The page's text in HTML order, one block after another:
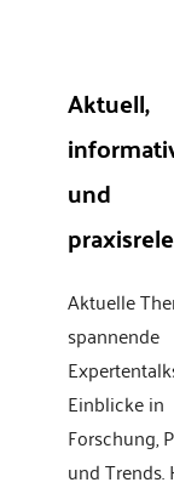
Aktuell,
und
Aktuelle
spannende
Einblicke in
Forschung,
und Trends.